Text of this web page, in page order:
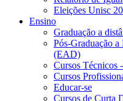
Eleições Unisc
Ensino
Graduação a
Pós-Graduação a
(EAD)
Cursos Técnicos
Cursos
Educar-se
Cursos de Curta